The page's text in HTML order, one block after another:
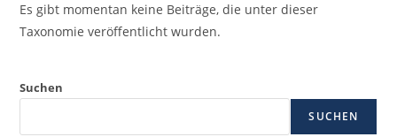
Es gibt momentan keine Beiträge, die unter dieser
Taxonomie veröffentlicht wurden.
Suchen
SUCHEN